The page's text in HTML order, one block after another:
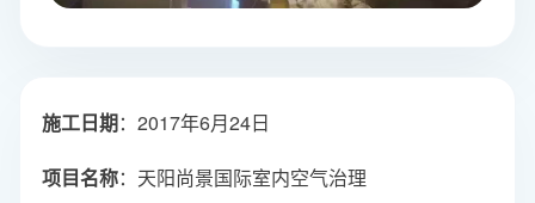
施工日期：2017年6月24日
项目名称：天阳尚景国际室内空气治理